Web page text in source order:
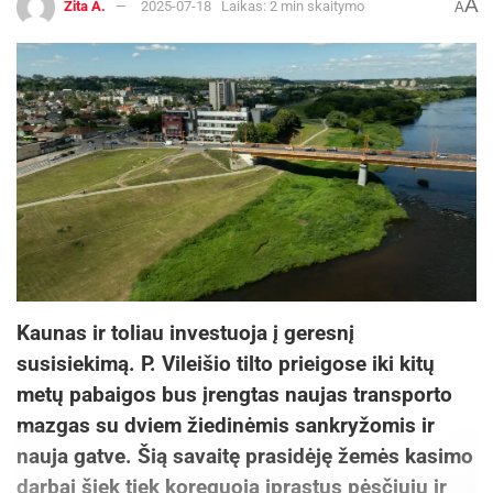
Zita A. 2025-07-18 Laikas: 2 min skaitymo AA
Kaunas ir toliau investuoja į geresnį
susisiekimą. P. Vileišio tilto prieigose iki kitų
metų pabaigos bus įrengtas naujas transporto
mazgas su dviem žiedinėmis sankryžomis ir
nauja gatve. Šią savaitę prasidėję žemės kasimo
darbai šiek tiek koreguoja įprastus pėsčiųjų ir